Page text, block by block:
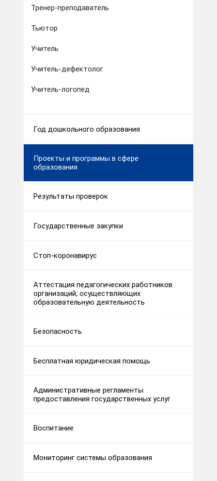
Тренер-преподаватель
Тьютор
Учитель
Учитель-дефектолог
Учитель-логопед
Год дошкольного образования
Проекты и программы в сфере
образования
Результаты проверок
Государственные закупки
Стоп-коронавирус
Аттестация педагогических работников
организаций, осуществляющих
образовательную деятельность
Безопасность
Бесплатная юридическая помощь
Административные регламенты
предоставления государственных услуг
Воспитание
Мониторинг системы образования